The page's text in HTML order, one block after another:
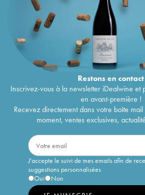
Restons encontact
Inscrivez-vous à la newsletter iDealwine et
en avant-première !
Recevez directement dans votre boîte
moment, ventes exclusives,
J'accepte le suivi de mes emails afin de
suggestions personnalisées
Oui
Non